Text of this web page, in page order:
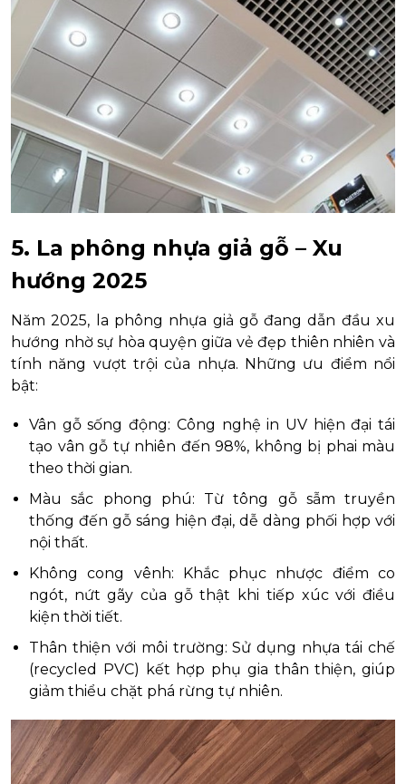
5. La phông nhựa giả gỗ – Xu
hướng 2025
Năm 2025, la phông nhựa giả gỗ đang dẫn đầu xu
hướng nhờ sự hòa quyện giữa vẻ đẹp thiên nhiên và
tính năng vượt trội của nhựa. Những ưu điểm nổi
bật:
Vân gỗ sống động: Công nghệ in UV hiện đại tái
tạo vân gỗ tự nhiên đến 98%, không bị phai màu
theo thời gian.
Màu sắc phong phú: Từ tông gỗ sẫm truyền
thống đến gỗ sáng hiện đại, dễ dàng phối hợp với
nội thất.
Không cong vênh: Khắc phục nhược điểm co
ngót, nứt gãy của gỗ thật khi tiếp xúc với điều
kiện thời tiết.
Thân thiện với môi trường: Sử dụng nhựa tái chế
(recycled PVC) kết hợp phụ gia thân thiện, giúp
giảm thiểu chặt phá rừng tự nhiên.